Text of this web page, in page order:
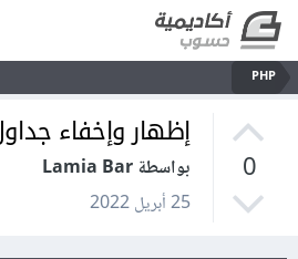
PHP
0
إظهار وإخفاء
بواسطة Lamia Bar
25 أبريل 2022